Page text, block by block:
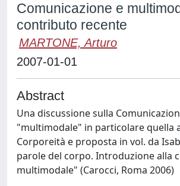
Comunicazione e
contributo recente
MARTONE, Arturo
2007-01-01
Abstract
Una discussione sulla
"multimodale" in particolare quella
Corporeità e proposta in vol. da
parole del corpo. Introduzione alla
multimodale" (Carocci, Roma 2006)